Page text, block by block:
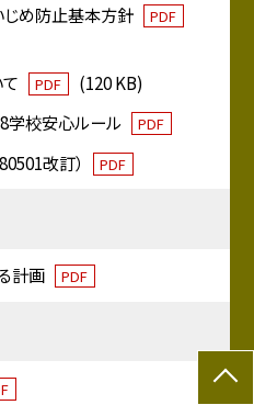
め防止基本方針 PDF
PDF
(120 KB)
校安心ルール
PDF
改訂） PDF
計画 PDF